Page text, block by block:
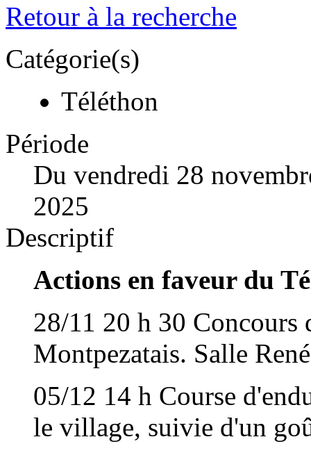
Retour à la recherche
Catégorie(s)
Téléthon
Période
Du vendredi 28
2025
Descriptif
Actions en faveur du
28/11 20 h 30 Concours
Montpezatais. Salle
05/12 14 h Course
le village, suivie d'un